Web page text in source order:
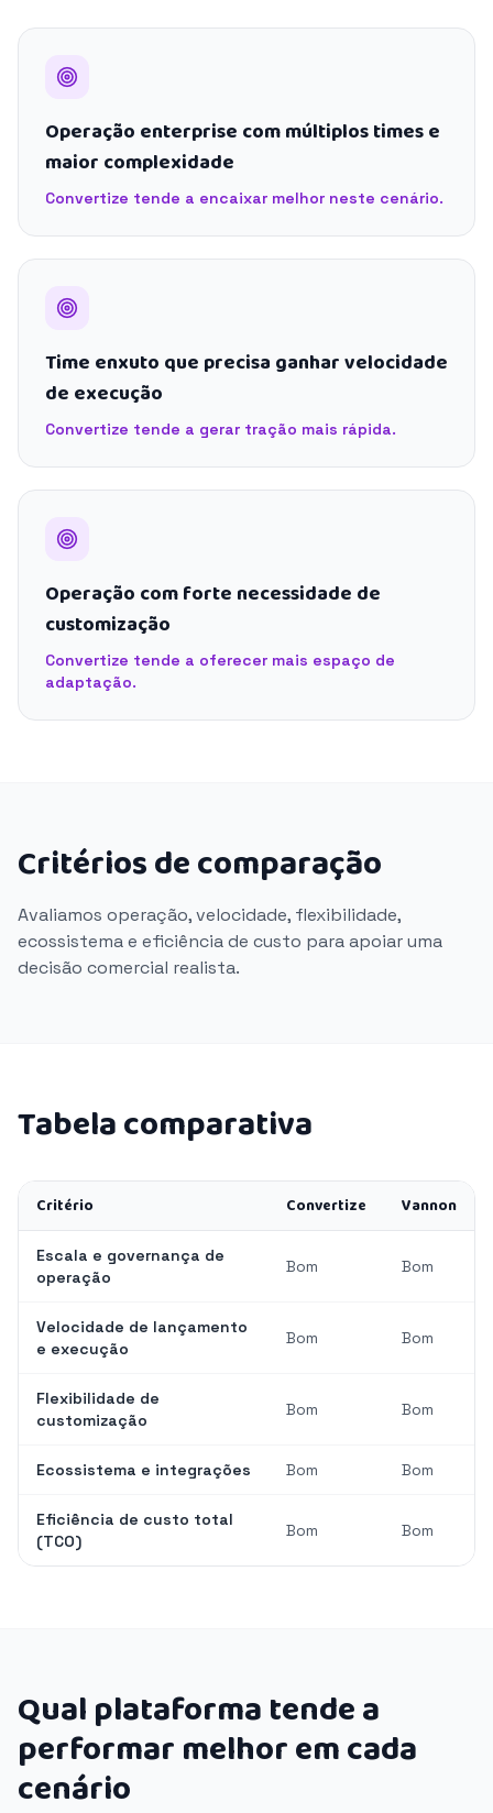
Operação enterprise com múltiplos times e
maior complexidade
Convertize tende a encaixar melhor neste cenário.
Time enxuto que precisa ganhar velocidade
de execução
Convertize tende a gerar tração mais rápida.
Operação com forte necessidade de
customização
Convertize tende a oferecer mais espaço de
adaptação.
Critérios de comparação
Avaliamos operação, velocidade, flexibilidade,
ecossistema e eficiência de custo para apoiar uma
decisão comercial realista.
Tabela comparativa
Critério Convertize Vannon
Escala e governança de
operação
Bom Bom
Velocidade de lançamento
e execução
Bom Bom
Flexibilidade de
customização
Bom Bom
Ecossistema e integrações Bom Bom
Eficiência de custo total
(TCO)
Bom Bom
Qual plataforma tende a
performar melhor em cada
cenário